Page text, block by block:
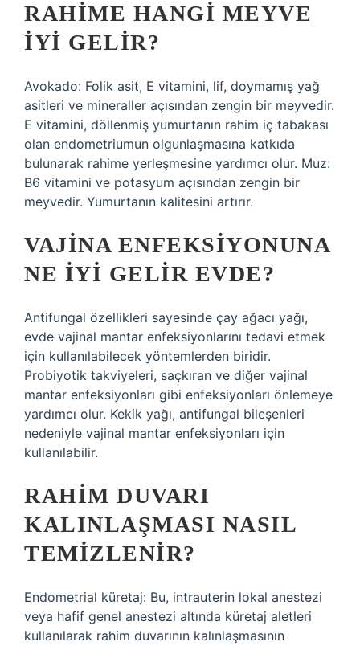
RAHIME HANGI MEYVE
IYI GELIR?
Avokado: Folik asit, E vitamini, lif, doymamış yağ
asitleri ve mineraller açısından zengin bir meyvedir.
E vitamini, döllenmiş yumurtanın rahim iç tabakası
olan endometriumun olgunlaşmasına katkıda
bulunarak rahime yerleşmesine yardımcı olur. Muz:
B6 vitamini ve potasyum açısından zengin bir
meyvedir. Yumurtanın kalitesini artırır.
VAJINA ENFEKSIYONUNA
NE IYI GELIR EVDE?
Antifungal özellikleri sayesinde çay ağacı yağı,
evde vajinal mantar enfeksiyonlarını tedavi etmek
için kullanılabilecek yöntemlerden biridir.
Probiyotik takviyeleri, saçkıran ve diğer vajinal
mantar enfeksiyonları gibi enfeksiyonları önlemeye
yardımcı olur. Kekik yağı, antifungal bileşenleri
nedeniyle vajinal mantar enfeksiyonları için
kullanılabilir.
RAHIM DUVARI
KALINLAŞMASI NASIL
TEMIZLENIR?
Endometrial küretaj: Bu, intrauterin lokal anestezi
veya hafif genel anestezi altında küretaj aletleri
kullanılarak rahim duvarının kalınlaşmasının